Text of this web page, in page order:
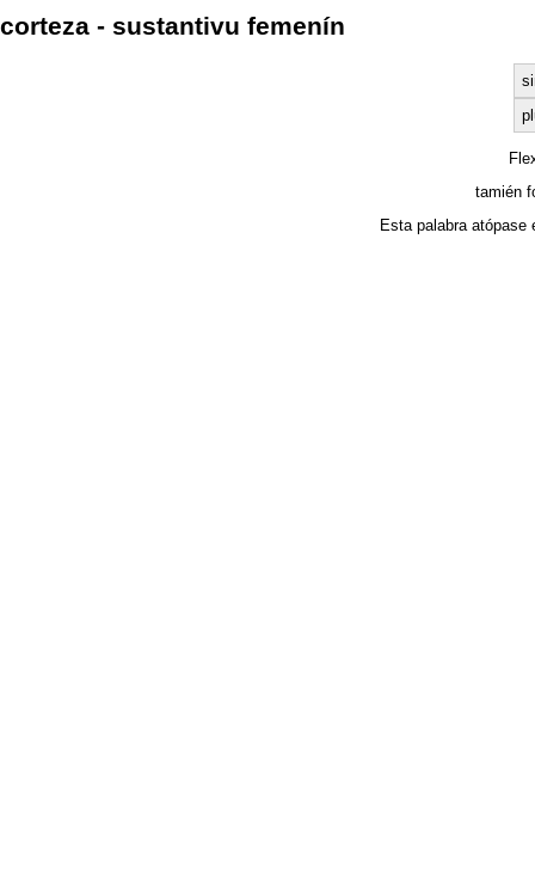
corteza - sustantivu femenín
tamién
Esta palabra atópase